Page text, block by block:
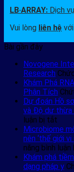
LB·ARRAY: Dịch
Vui lòng liên hệ
Bài gần đây
Novogene
Research
Khám Phá
Phân Tích
Dự đoán Hồ
và Độ dư thừa
luận bị tắt
Dự
đoán
Hồ
sơ
Chức
Microbiome
nên ‘thế giới
năng bình
Khám phá
dạng pháp y